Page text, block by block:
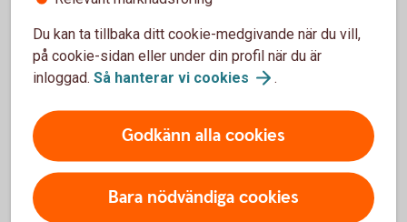
Behövs det förändringar i
infrastrukturen runt våra hus för
att anpassa till nya
omständigheter?
Kommunerna behöver se över upptagningsförmågan av
Du kan ta tillbaka ditt cookie-medgivande när du vill,
på cookie-sidan eller under din profil när du är
inloggad. Så hanterar vi cookies .
Godkänn alla cookies
Bara nödvändiga cookies